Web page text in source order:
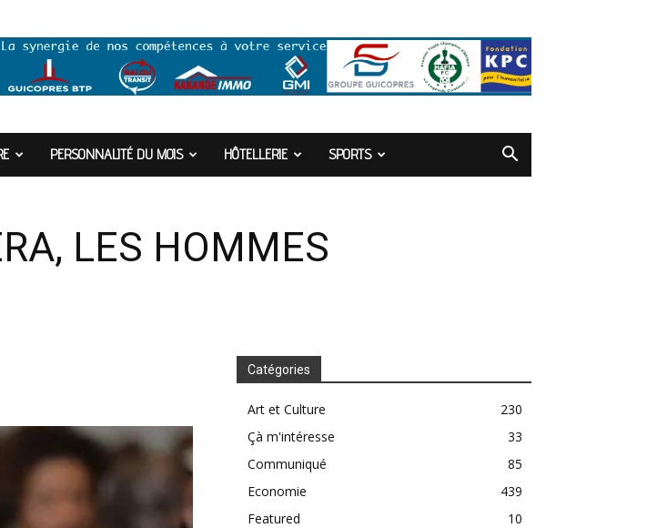
PERSONNALITÉ DU MOIS HÔTELLERIE SPORTS
LES HOMMES
Catégories
Art et Culture
230
Çà m'intéresse
33
Communiqué
85
Economie
439
Featured
10